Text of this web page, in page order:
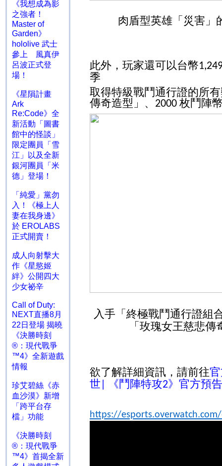
《我想成為影
之強者！
Master of
Garden》
hololive 武士
參上 風真伊
呂波正式登
場！
《星隕計畫
Ark
Re:Code》全
新活動「圖書
館中的怪談」
限定團員「雪
江」以及全新
銀河團員「米
德」登場！
「純愛」黨勿
入！《極上人
妻在我身邊》
於 EROLABS
正式開賣！
成人向射擊大
作《星慾姬
絆》公開四大
少女祕辛
Call of Duty:
NEXT直播8月
22日登場 揭曉
《決勝時刻
®：現代戰爭
™4》全新遊戲
情報
珍艾碧絲《赤
血沙漠》新增
「跨平台存
檔」功能
《決勝時刻
®：現代戰爭
™4》首揭全新
肉盾型英雄「災害」
此外，玩家還可以台幣
季
取得特級戰鬥通行證的所
傳奇造型」、 2000 枚鬥陣
入手「終極戰鬥通行證組
「玫瑰女王慈悲
欲了解詳細資訊，請前往
世​
《鬥陣特攻2》官方預
https://